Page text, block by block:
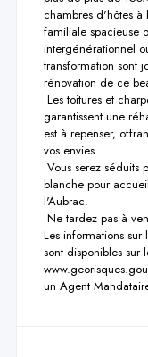
chambres d'hôtes
familiale spacieuse
intergénérationnel
transformation sont
rénovation de ce
garantissent une
est à repenser,
vos envies.
blanche pour
l'Aubrac.
Les informations sur
sont disponibles sur
un Agent